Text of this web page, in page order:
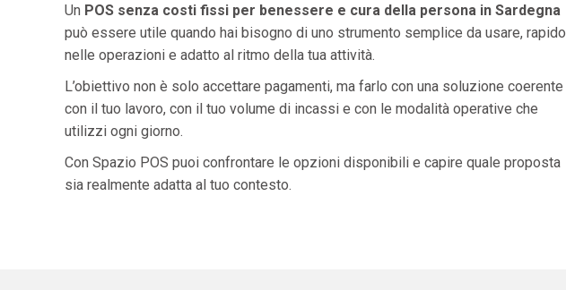
Un POS senza costi fissi per benessere e cura della persona in Sardegna
può essere utile quando hai bisogno di uno strumento semplice da usare, rapido
nelle operazioni e adatto al ritmo della tua attività.
L’obiettivo non è solo accettare pagamenti, ma farlo con una soluzione coerente
con il tuo lavoro, con il tuo volume di incassi e con le modalità operative che
utilizzi ogni giorno.
Con Spazio POS puoi confrontare le opzioni disponibili e capire quale proposta
sia realmente adatta al tuo contesto.